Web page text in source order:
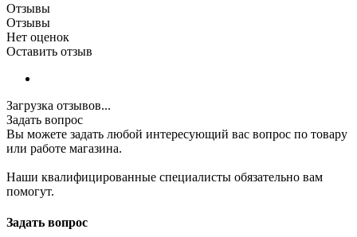
Отзывы
Отзывы
Нет оценок
Оставить отзыв
Загрузка отзывов...
Задать вопрос
Вы можете задать любой интересующий вас вопрос по товару
или работе магазина.
Наши квалифицированные специалисты обязательно вам
помогут.
Задать вопрос